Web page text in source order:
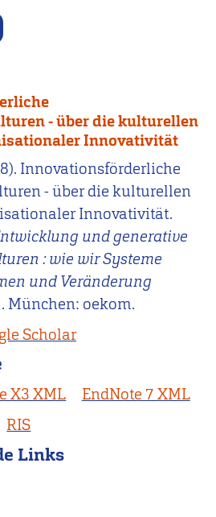
- über die kulturellen
Innovativität
Innovationsförderliche
- über die kulturellen
Innovativität.
und generative
: wie wir Systeme
und Veränderung
. München: oekom.
Scholar
X3 XML
EndNote 7 XML
RIS
Links